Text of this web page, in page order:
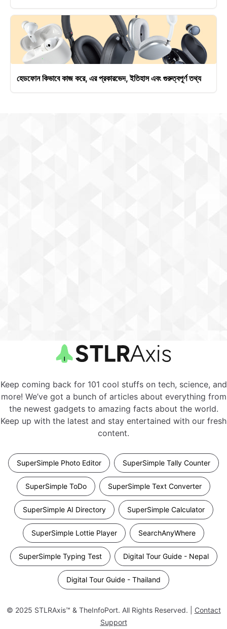
হেডফোন কিভাবে কাজ করে, এর প্রকারভেদ, ইতিহাস এবং গুরুত্বপূর্ণ তথ্য
Keep coming back for 101 cool stuffs on tech, science, and
more! We’ve got a bunch of articles about everything from
the newest gadgets to amazing facts about the world.
Keep up with the latest and stay entertained with our fresh
content.
SuperSimple Photo Editor SuperSimple Tally Counter
SuperSimple ToDo SuperSimple Text Converter
SuperSimple AI Directory SuperSimple Calculator
SuperSimple Lottie Player SearchAnyWhere
SuperSimple Typing Test Digital Tour Guide - Nepal
Digital Tour Guide - Thailand
© 2025 STLRAxis™ & TheInfoPort. All Rights Reserved. | Contact
Support